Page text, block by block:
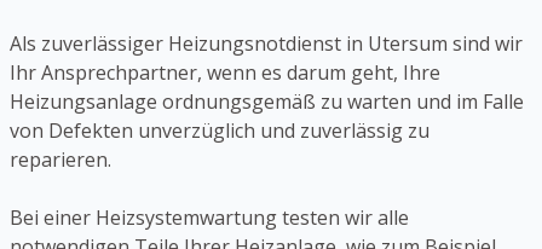
Als zuverlässiger Heizungsnotdienst in Utersum sind wir
Ihr Ansprechpartner, wenn es darum geht, Ihre
Heizungsanlage ordnungsgemäß zu warten und im Falle
von Defekten unverzüglich und zuverlässig zu
reparieren.
Bei einer Heizsystemwartung testen wir alle